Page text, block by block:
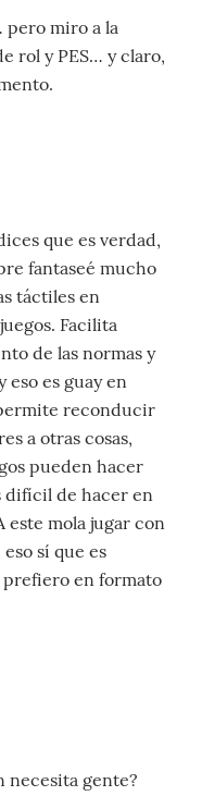
miro a la
rol y PES… y claro,
que es verdad,
fantaseé mucho
táctiles en
Facilita
de las normas y
eso es guay en
reconducir
a otras cosas,
pueden hacer
difícil de hacer en
este mola jugar con
sí que es
prefiero en formato
necesita gente?